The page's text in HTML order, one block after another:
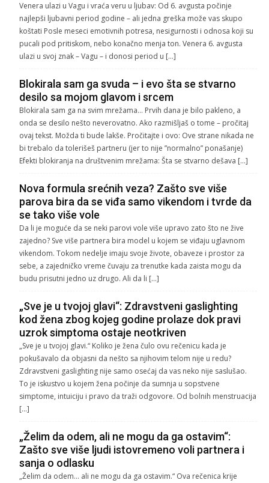
Venera ulazi u Vagu i vraća veru u ljubav: Od 6. avgusta počinje
najlepši ljubavni period godine – ali jedna greška može vas skupo
koštati Posle meseci emotivnih potresa, nesigurnosti i odnosa koji su
pucali pod pritiskom, nebo konačno menja ton. Venera 6. avgusta
ulazi u svoj znak – Vagu – i donosi period u […]
Blokirala sam ga svuda – i evo šta se stvarno
desilo sa mojom glavom i srcem
Blokirala sam ga na svim mrežama… Prvih dana je bilo pakleno, a
onda se desilo nešto neverovatno. Ako razmišljaš o tome – pročitaj
ovaj tekst. Možda ti bude lakše. Pročitajte i ovo: Ove strane nikada ne
bi trebalo da tolerišeš partneru (jer to nije ”normalno” ponašanje)
Efekti blokiranja na društvenim mrežama: Šta se stvarno dešava […]
Nova formula srećnih veza? Zašto sve više
parova bira da se viđa samo vikendom i tvrde da
se tako više vole
Da li je moguće da se neki parovi vole više upravo zato što ne žive
zajedno? Sve više partnera bira model u kojem se viđaju uglavnom
vikendom. Tokom nedelje imaju svoje živote, obaveze i prostor za
sebe, a zajedničko vreme čuvaju za trenutke kada zaista mogu da
budu prisutni jedno uz drugo. Ali da li […]
„Sve je u tvojoj glavi“: Zdravstveni gaslighting
kod žena zbog kojeg godine prolaze dok pravi
uzrok simptoma ostaje neotkriven
„Sve je u tvojoj glavi.“ Koliko je žena čulo ovu rečenicu kada je
pokušavalo da objasni da nešto sa njihovim telom nije u redu?
Zdravstveni gaslighting nije samo osećaj da vas neko nije saslušao.
To je iskustvo u kojem žena počinje da sumnja u sopstvene
simptome, intuiciju i pravo da traži odgovore. Od bolnih menstruacija
[…]
„Želim da odem, ali ne mogu da ga ostavim“:
Zašto sve više ljudi istovremeno voli partnera i
sanja o odlasku
„Želim da odem… ali ne mogu da ga ostavim.“ Ova rečenica krije